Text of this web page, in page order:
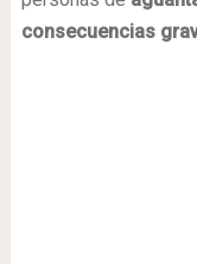
consecuencias